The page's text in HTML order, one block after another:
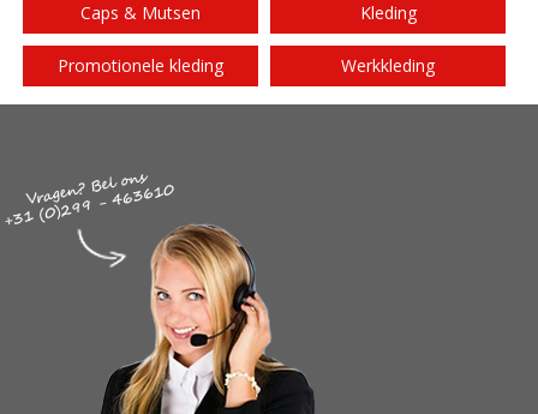
Caps & Mutsen Kleding
Promotionele kleding Werkkleding